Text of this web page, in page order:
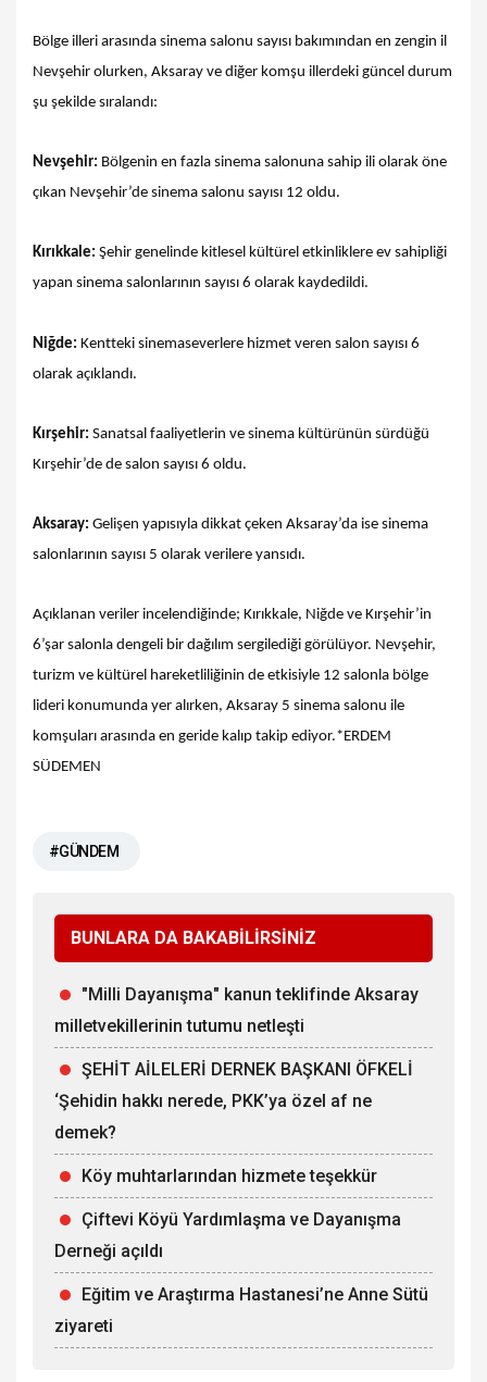
Bölge illeri arasında sinema salonu sayısı bakımından en zengin il
Nevşehir olurken, Aksaray ve diğer komşu illerdeki güncel durum
şu şekilde sıralandı:
Nevşehir: Bölgenin en fazla sinema salonuna sahip ili olarak öne
çıkan Nevşehir’de sinema salonu sayısı 12 oldu.
Kırıkkale: Şehir genelinde kitlesel kültürel etkinliklere ev sahipliği
yapan sinema salonlarının sayısı 6 olarak kaydedildi.
Niğde: Kentteki sinemaseverlere hizmet veren salon sayısı 6
olarak açıklandı.
Kırşehir: Sanatsal faaliyetlerin ve sinema kültürünün sürdüğü
Kırşehir’de de salon sayısı 6 oldu.
Aksaray: Gelişen yapısıyla dikkat çeken Aksaray’da ise sinema
salonlarının sayısı 5 olarak verilere yansıdı.
Açıklanan veriler incelendiğinde; Kırıkkale, Niğde ve Kırşehir’in
6’şar salonla dengeli bir dağılım sergilediği görülüyor. Nevşehir,
turizm ve kültürel hareketliliğinin de etkisiyle 12 salonla bölge
lideri konumunda yer alırken, Aksaray 5 sinema salonu ile
komşuları arasında en geride kalıp takip ediyor.*ERDEM
SÜDEMEN
#GÜNDEM
BUNLARA DA BAKABİLİRSİNİZ
"Milli Dayanışma" kanun teklifinde Aksaray
milletvekillerinin tutumu netleşti
ŞEHİT AİLELERİ DERNEK BAŞKANI ÖFKELİ
‘Şehidin hakkı nerede, PKK’ya özel af ne
demek?
Köy muhtarlarından hizmete teşekkür
Çiftevi Köyü Yardımlaşma ve Dayanışma
Derneği açıldı
Eğitim ve Araştırma Hastanesi’ne Anne Sütü
ziyareti